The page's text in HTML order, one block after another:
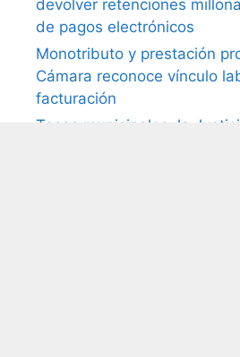
devolver retenciones
de pagos electrónicos
Monotributo y prestación
Cámara reconoce vínculo
facturación
Tasas municipales: la